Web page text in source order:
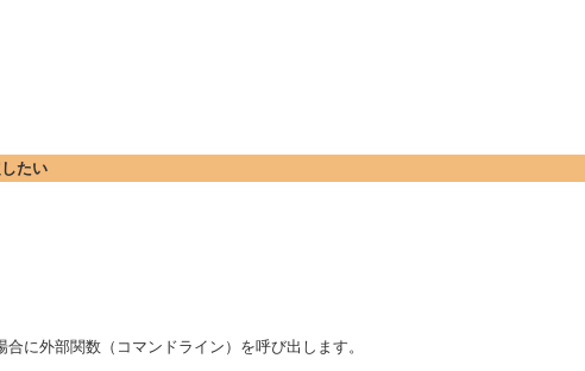
たい
に外部関数（コマンドライン）を呼び出します。